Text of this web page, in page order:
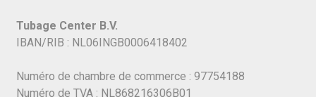
Tubage Center B.V.
IBAN/RIB : NL06INGB0006418402
Numéro de chambre de commerce : 97754188
Numéro de TVA : NL868216306B01